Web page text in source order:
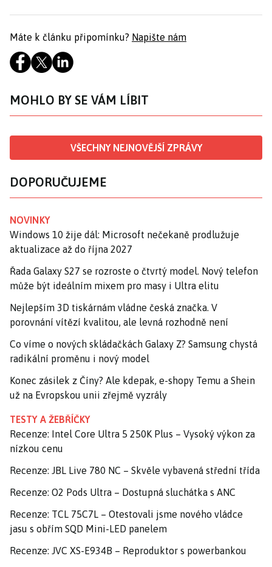
Máte k článku připomínku? Napište nám
MOHLO BY SE VÁM LÍBIT
VŠECHNY NEJNOVĚJŠÍ ZPRÁVY
DOPORUČUJEME
NOVINKY
Windows 10 žije dál: Microsoft nečekaně prodlužuje
aktualizace až do října 2027
Řada Galaxy S27 se rozroste o čtvrtý model. Nový telefon
může být ideálním mixem pro masy i Ultra elitu
Nejlepším 3D tiskárnám vládne česká značka. V
porovnání vítězí kvalitou, ale levná rozhodně není
Co víme o nových skládačkách Galaxy Z? Samsung chystá
radikální proměnu i nový model
Konec zásilek z Číny? Ale kdepak, e-shopy Temu a Shein
už na Evropskou unii zřejmě vyzrály
TESTY A ŽEBŘÍČKY
Recenze: Intel Core Ultra 5 250K Plus – Vysoký výkon za
nízkou cenu
Recenze: JBL Live 780 NC – Skvěle vybavená střední třída
Recenze: O2 Pods Ultra – Dostupná sluchátka s ANC
Recenze: TCL 75C7L – Otestovali jsme nového vládce
jasu s obřím SQD Mini-LED panelem
Recenze: JVC XS-E934B – Reproduktor s powerbankou